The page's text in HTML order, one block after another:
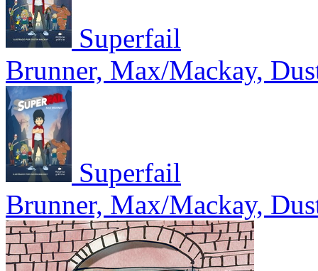
Superfail
Brunner, Max/Mackay,
Superfail
Brunner, Max/Mackay,